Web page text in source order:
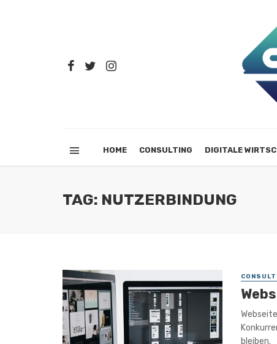
HOME CONSULTING DIGITALE
TAG: NUTZERBINDUNG
bleiben.